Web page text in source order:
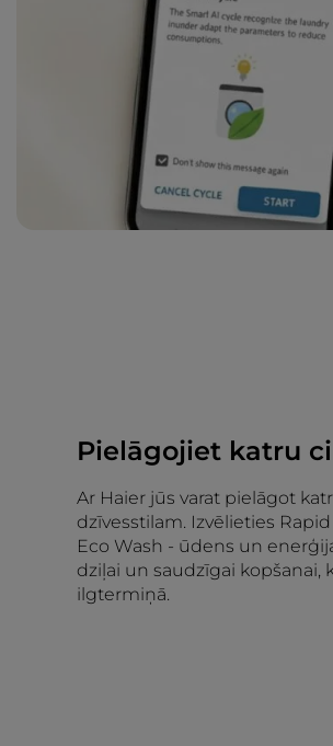
Pielāgojiet katru
Ar Haier jūs varat pielāgot
dzīvesstilam. Izvēlieties
Eco Wash - ūdens un
dziļai un saudzīgai kopšanai,
ilgtermiņā.